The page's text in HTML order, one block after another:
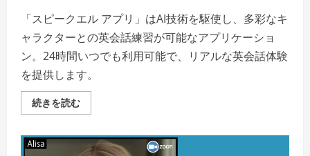
「スピークエル アプリ」はAI技術を駆使し、多彩なキ
ャラクターとの英会話練習が可能なアプリケーショ
ン。24時間いつでも利用可能で、リアルな英会話体験
を提供します。
続きを読むス
ピ
エ
ル